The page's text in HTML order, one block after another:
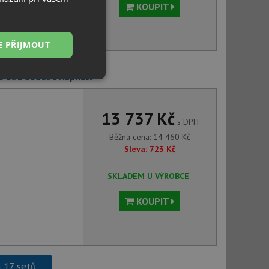
KOUPIT
520 555120 Asphalt
13 737 Kčs DPH
Běžná cena: 14 460 Kč
Sleva: 723 Kč
SKLADEM U VÝROBCE
KOUPIT
PŘIJMOUT
Nezařazené
soubory
účtu. Webové
a zlepšila